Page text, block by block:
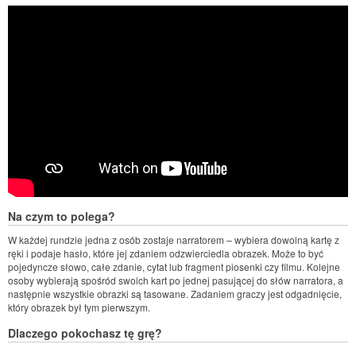
Na czym to polega?
W każdej rundzie jedna z osób zostaje narratorem – wybiera dowolną kartę z
ręki i podaje hasło, które jej zdaniem odzwierciedla obrazek. Może to być
pojedyncze słowo, całe zdanie, cytat lub fragment piosenki czy filmu. Kolejne
osoby wybierają spośród swoich kart po jednej pasującej do słów narratora, a
następnie wszystkie obrazki są tasowane. Zadaniem graczy jest odgadnięcie,
który obrazek był tym pierwszym.
Dlaczego pokochasz tę grę?